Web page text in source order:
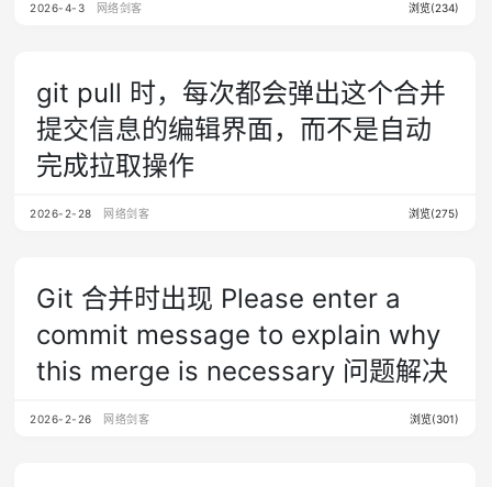
2026-4-3 网络剑客 浏览(234)
git pull 时，每次都会弹出这个合并
提交信息的编辑界面，而不是自动
完成拉取操作
2026-2-28 网络剑客 浏览(275)
Git 合并时出现 Please enter a
commit message to explain why
this merge is necessary 问题解决
2026-2-26 网络剑客 浏览(301)